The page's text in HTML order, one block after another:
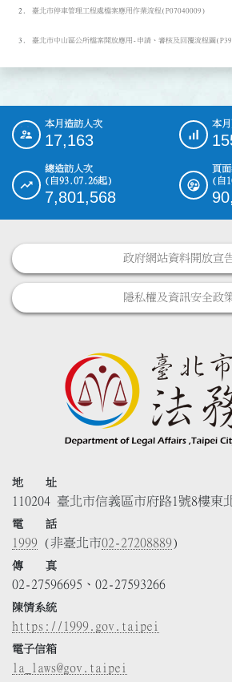
臺北市停車管理工程處檔案應用作業流程(P07040009)
臺北市中山區公所檔案開放應用-申請、審核及回覆流程圖
::: 本月造訪人次
17,163
本
總造訪人次
(自93.07.26起)
7,801,568
頁
(自
政府網站資料開放宣
隱私權及資訊安全政
地 址
110204 臺北市信義區市府路1號8樓東
電 話
1999 (非臺北市02-27208889)
傳 真
02-27596695、02-27593266
陳情系統
https://1999.gov.taipei
電子信箱
la_laws@gov.taipei